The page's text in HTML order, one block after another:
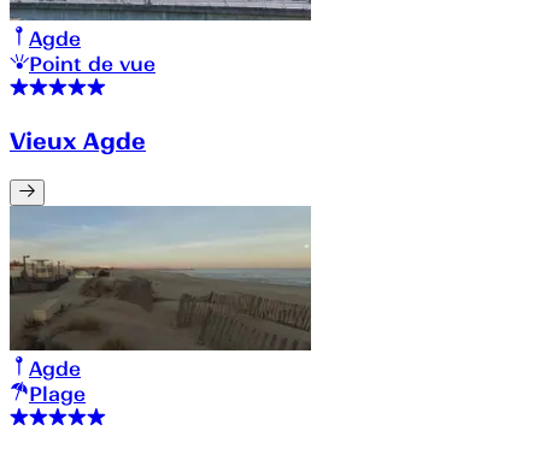
Agde
Point de vue
Vieux Agde
Agde
Plage